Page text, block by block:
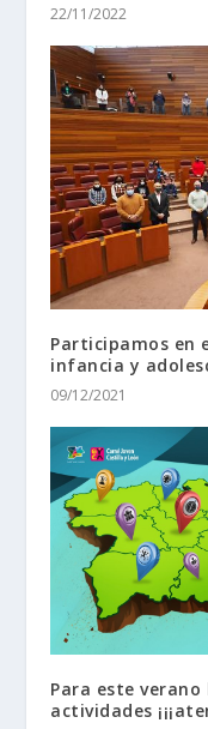
22/11/2022
Participamos en
infancia y
09/12/2021
Para este
actividades